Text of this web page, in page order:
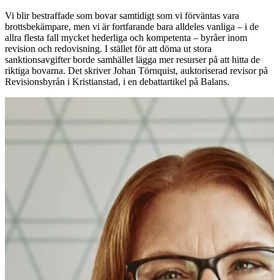
Vi blir bestraffade som bovar samtidigt som vi förväntas vara
brottsbekämpare, men vi är fortfarande bara alldeles vanliga – i de
allra flesta fall mycket hederliga och kompetenta – byråer inom
revision och redovisning. I stället för att döma ut stora
sanktionsavgifter borde samhället lägga mer resurser på att hitta de
riktiga bovarna. Det skriver Johan Törnquist, auktoriserad revisor på
Revisionsbyrån i Kristianstad, i en debattartikel på Balans.